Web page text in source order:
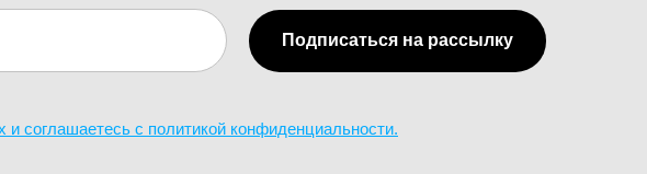
Подписаться на рассылку
соглашаетесь c политикой конфиденциальности.